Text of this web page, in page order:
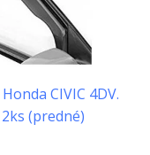
CIVIC 4DV.
(predné)